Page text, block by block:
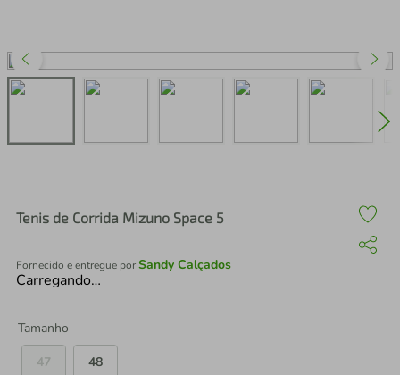
Tenis de Corrida Mizuno Space 5
Fornecido e entregue porSandy Calçados
Carregando…
Tamanho
47
48
perfume